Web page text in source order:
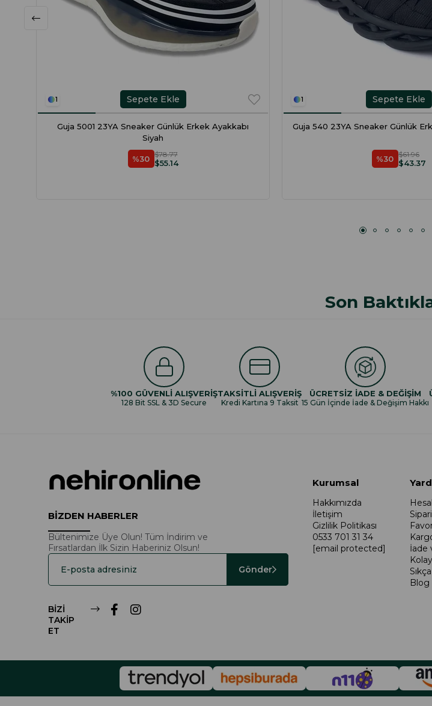
1
Guja 5001 23YA Sneaker Günlük Erkek Ayakkabı
Siyah
%30 $55.14
$78.77
Sepete Ekle 1
Guja 540 23YA Sneaker Günlük
%30 $43.37
$61.96
Sepete Ekle
Son
%100 GÜVENLİ ALIŞVERİŞ
128 Bit SSL & 3D Secure
TAKSİTLİ ALIŞVERİŞ
Kredi Kartına 9 Taksit
ÜCRETSİZ İADE & DEĞİŞİM
15 Gün İçinde İade & Değişim Hakkı
BİZDEN HABERLER
Bültenimize Üye Olun! Tüm İndirim ve
Fırsatlardan İlk Sizin Haberiniz Olsun!
Gönder
BİZİ
TAKİP
ET
Kurumsal
Hakkımızda
İletişim
Gizlilik Politikası
0533 701 31 34
[email protected]
İade
Blog